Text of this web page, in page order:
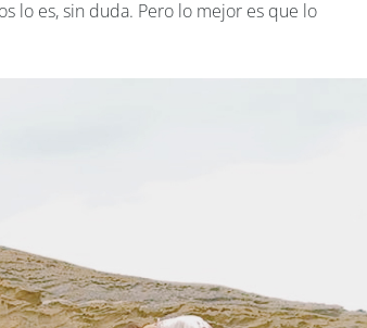
lo es, sin duda. Pero lo mejor es que lo